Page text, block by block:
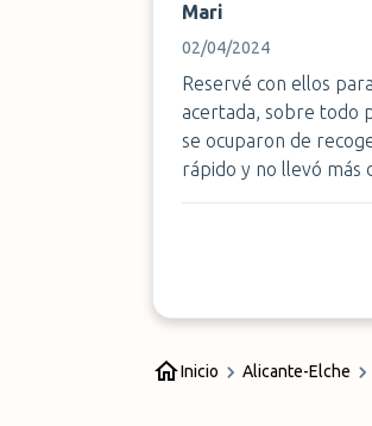
Mari
02/04/2024
Reservé con ellos
acertada, sobre todo
se ocuparon de
rápido y no llevó más
Inicio Alicante-Elche